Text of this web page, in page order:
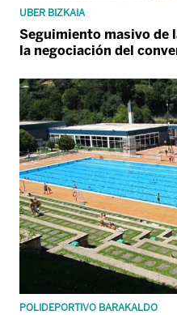
UBER BIZKAIA
Seguimiento masivo de
la negociación del
POLIDEPORTIVO BARAKALDO